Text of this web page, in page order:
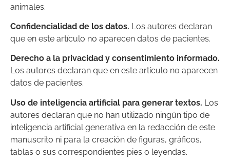
animales.
Confidencialidad de los datos. Los autores declaran
que en este artículo no aparecen datos de pacientes.
Derecho a la privacidad y consentimiento informado.
Los autores declaran que en este artículo no aparecen
datos de pacientes.
Uso de inteligencia artificial para generar textos. Los
autores declaran que no han utilizado ningún tipo de
inteligencia artificial generativa en la redacción de este
manuscrito ni para la creación de figuras, gráficos,
tablas o sus correspondientes pies o leyendas.